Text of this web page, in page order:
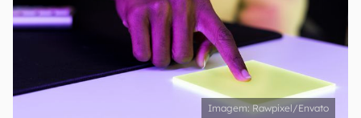
Rawpixel/Envato